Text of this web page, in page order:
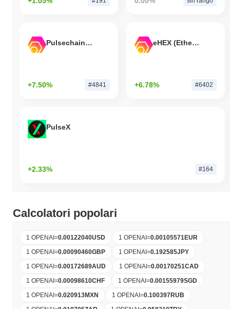
Pulsechain Bridged HEX (Pulsechain)
+7.50% #4841
eHEX (Ethereum)
+6.78% #6402
PulseX
+2.33% #164
Calcolatori popolari
1 OPENAI=0.00122040USD 1 OPENAI=0.00105571EUR
1 OPENAI=0.00090460GBP 1 OPENAI=0.192585JPY
1 OPENAI=0.00172689AUD 1 OPENAI=0.00170251CAD
1 OPENAI=0.00098610CHF 1 OPENAI=0.00155979SGD
1 OPENAI=0.020913MXN 1 OPENAI=0.100397RUB